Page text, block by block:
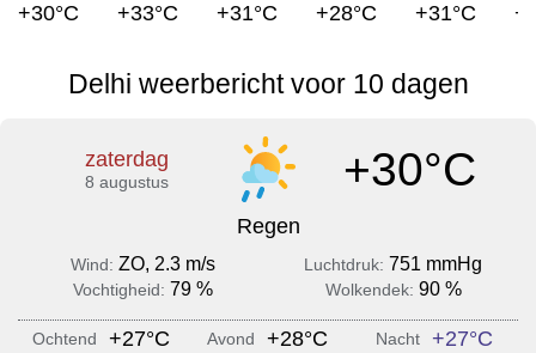
+30°C +33°C +31°C +28°C +31°C
Delhi weerbericht voor 10 dagen
zaterdag
8 augustus +30°C
Regen
Wind: ZO, 2.3 m/s Luchtdruk: 751 mmHg
Vochtigheid: 79 % Wolkendek: 90 %
Ochtend +27°C Avond +28°C Nacht +27°C